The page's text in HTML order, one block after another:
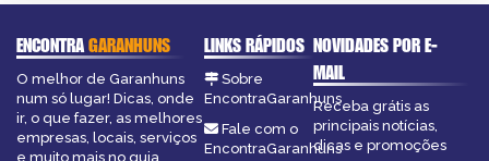
ENCONTRAGARANHUNS
O melhor de Garanhuns
num só lugar! Dicas, onde
ir, o que fazer, as melhores
empresas, locais, serviços
e muito mais no guia
LINKS RÁPIDOS
Sobre
EncontraGaranhuns
Fale com o
EncontraGaranhuns
NOVIDADES POR E-
MAIL
Receba grátis as
principais notícias,
dicas e promoções